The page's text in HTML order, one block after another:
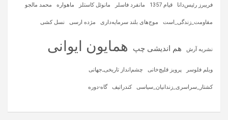
فریبرز رئیس‌دانا قیام 1357 مانفرد فاسلر مانوئل کاستلز ماهواره‌ محمد مالجو
مقاومت_زندگی_است موج‌های بلند سرمایه‌داری مژده ارسی نسل کشی
نشریه آرش هم اندیشی چپ همایون ایوانی
ویلم فلوسر پرویز قلیچ‌خانی چشم‌انداز تاریخی‌ـ‌جهانی
کشتار_سراسری_زندانیان_سیاسی کندراتیف گاه-دوره